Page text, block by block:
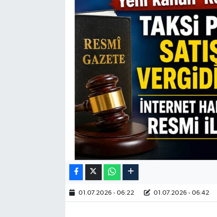
01.07.2026 - 06:22 01.07.2026 - 06:42